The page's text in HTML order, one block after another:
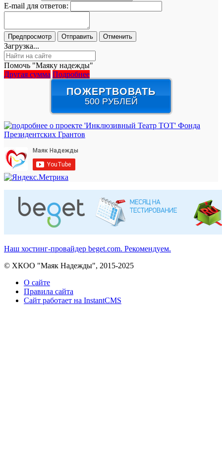
E-mail для ответов:
Загрузка...
Помочь "Маяку надежды"
Другая сумма Подробнее
ПОЖЕРТВОВАТЬ
500 РУБЛЕЙ
Наш хостинг-провайдер beget.com. Рекомендуем.
© ХКОО "Маяк Надежды", 2015-2025
О сайте
Правила сайта
Сайт работает на InstantCMS